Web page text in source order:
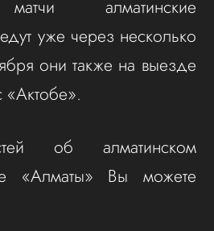
алматинские
уже через несколько
они также на выезде
«Актобе».
об алматинском
«Алматы» Вы можете